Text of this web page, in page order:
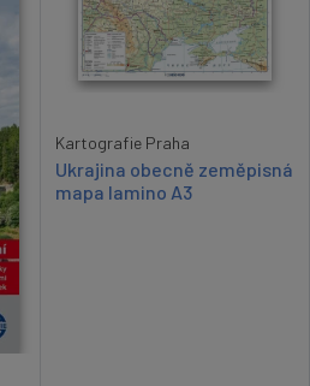
Kartografie Praha
Ukrajina obecně zeměpisná
mapa lamino A3